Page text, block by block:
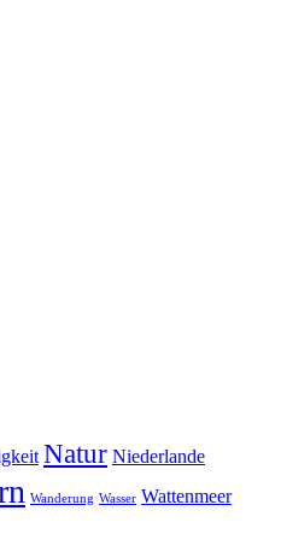
Natur Niederlande
Wanderung Wasser Wattenmeer